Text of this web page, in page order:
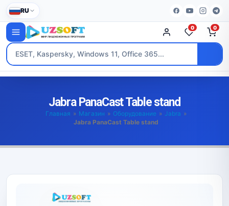
RU
0 0
Jabra PanaCast Table stand
Главная » Магазин » Оборудование » Jabra »
Jabra PanaCast Table stand